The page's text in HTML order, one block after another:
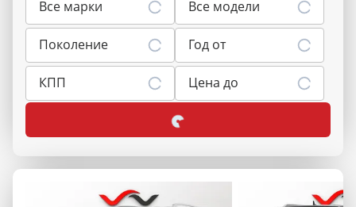
Все марки Все модели
Поколение Год от
КПП Цена до